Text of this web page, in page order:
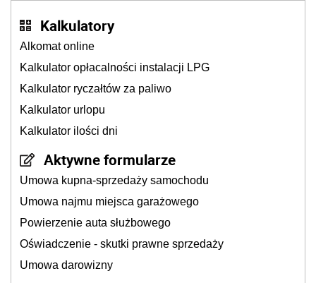
Kalkulatory
Alkomat online
Kalkulator opłacalności instalacji LPG
Kalkulator ryczałtów za paliwo
Kalkulator urlopu
Kalkulator ilości dni
Aktywne formularze
Umowa kupna-sprzedaży samochodu
Umowa najmu miejsca garażowego
Powierzenie auta służbowego
Oświadczenie - skutki prawne sprzedaży
Umowa darowizny